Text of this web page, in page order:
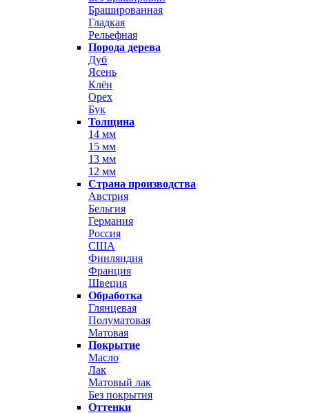
Брашированная
Гладкая
Рельефная
Порода дерева
Дуб
Ясень
Клён
Орех
Бук
Толщина
14 мм
15 мм
13 мм
12 мм
Страна производства
Австрия
Бельгия
Германия
Россия
США
Финляндия
Франция
Швеция
Обработка
Глянцевая
Полуматовая
Матовая
Покрытие
Масло
Лак
Матовый лак
Без покрытия
Оттенки